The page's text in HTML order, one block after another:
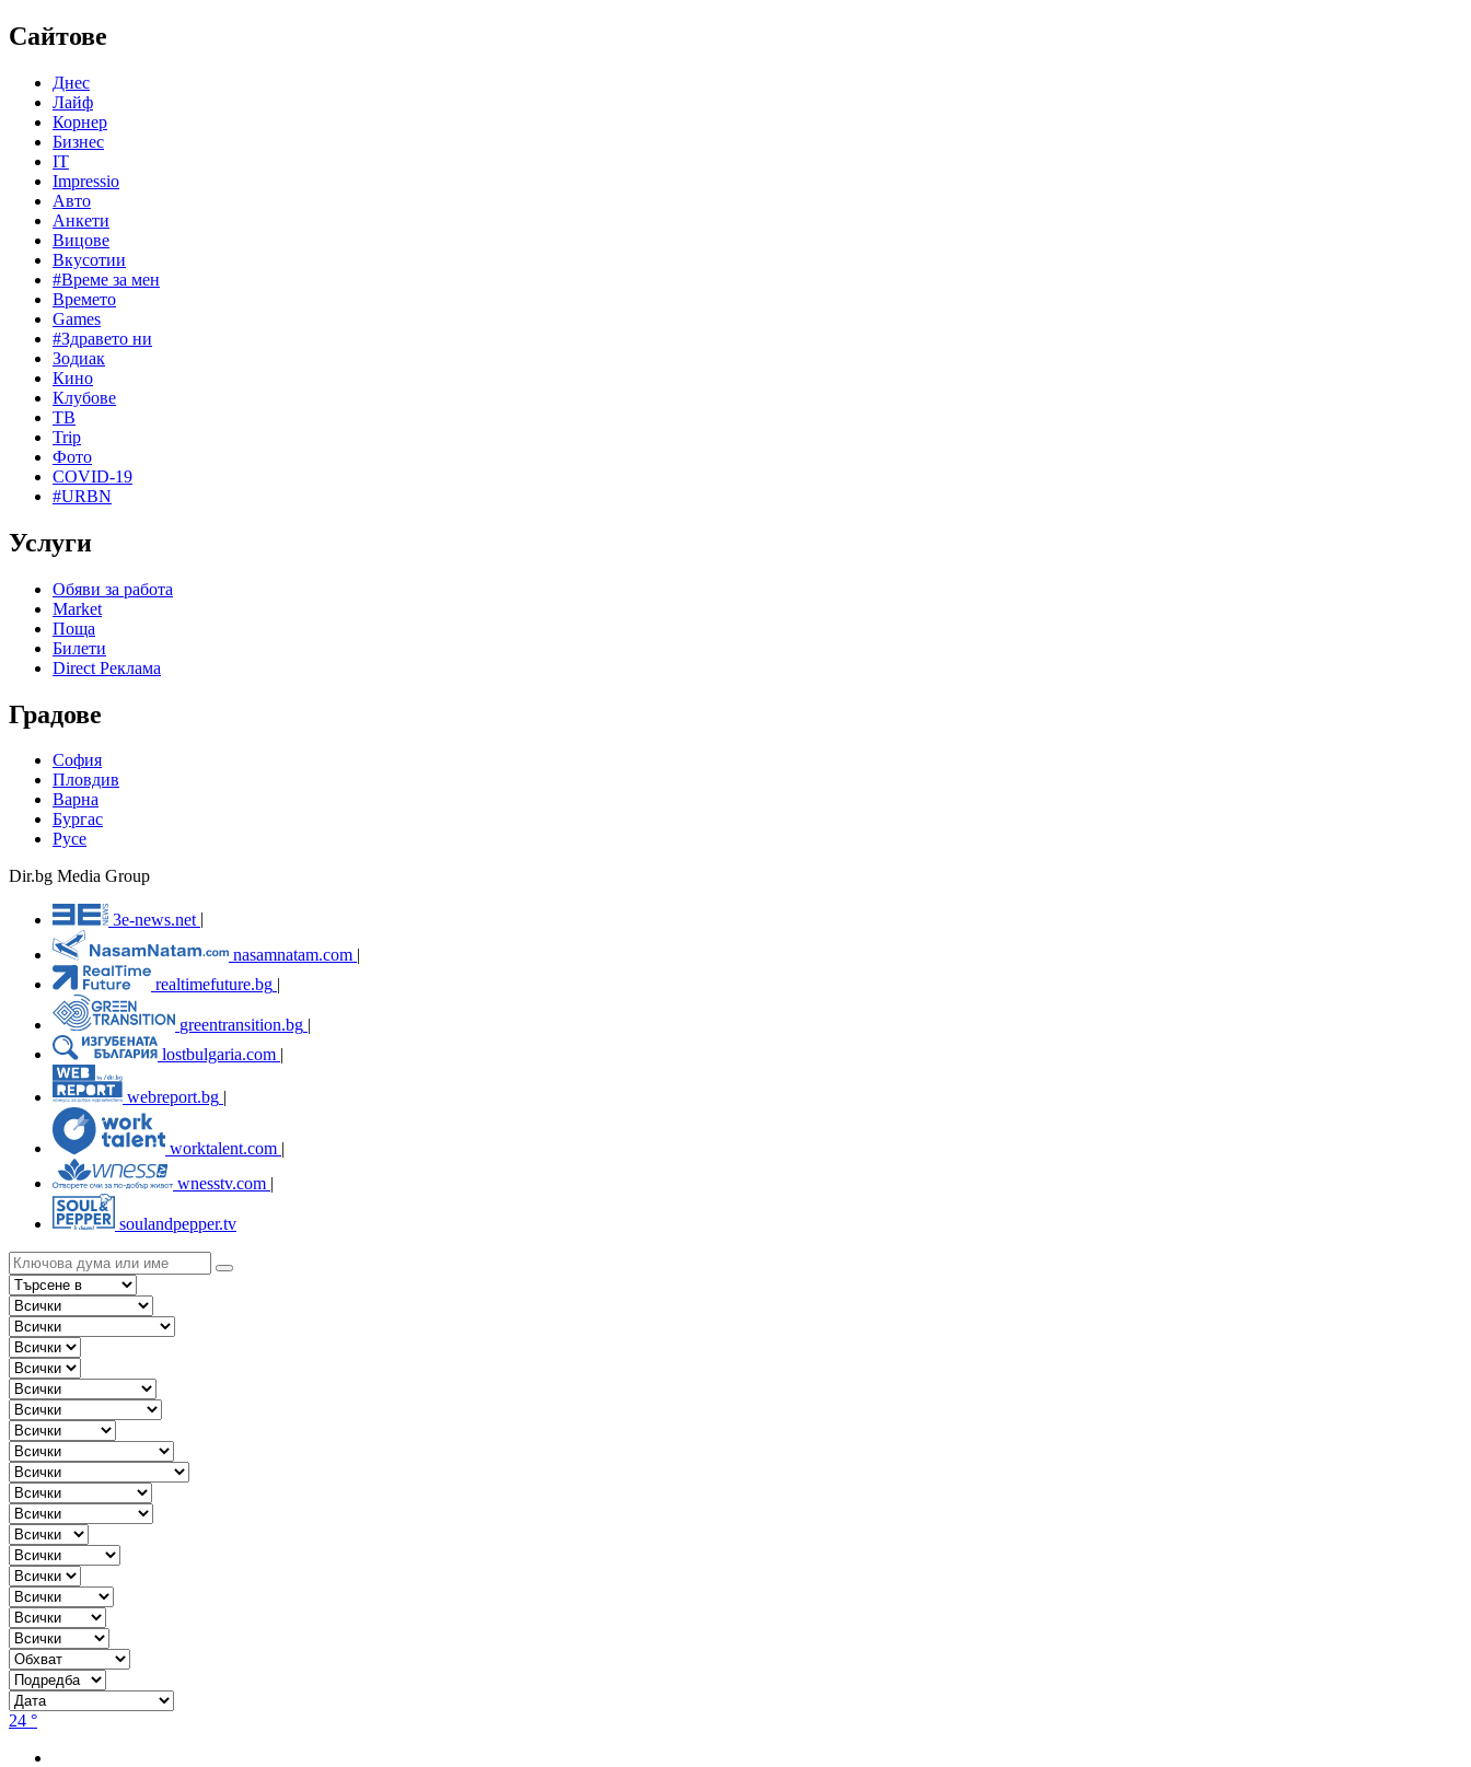
Сайтове
Днес
Лайф
Корнер
Бизнес
IT
Impressio
Авто
Анкети
Вицове
Вкусотии
#Време за мен
Времето
Games
#Здравето ни
Зодиак
Кино
Клубове
ТВ
Trip
Фото
COVID-19
#URBN
Услуги
Обяви за работа
Market
Поща
Билети
Direct Реклама
Градове
София
Пловдив
Варна
Бургас
Русе
Dir.bg Media Group
3e-news.net
nasamnatam.com |
realtimefuture.bg |
greentransition.bg |
lostbulgaria.com |
webreport.bg
worktalent.com |
wnesstv.com |
soulandpepper.tv
24 °